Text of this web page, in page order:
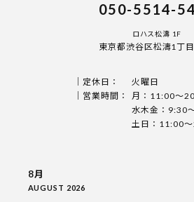
050-5514-
ロハス松濤 1F
東京都渋谷区松濤1丁
定休日：
火曜日
営業時間：
月：11:00〜
水木金：9:30
土日：11:00
8月
AUGUST 2026